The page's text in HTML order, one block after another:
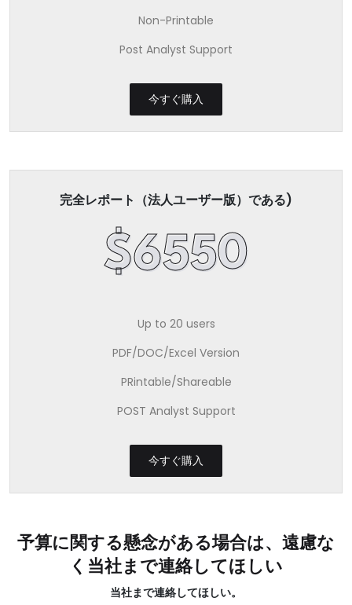
Non-Printable
Post Analyst Support
今すぐ購入
完全レポート（法人ユーザー版）である)
$6550
Up to 20 users
PDF/DOC/Excel Version
PRintable/Shareable
POST Analyst Support
今すぐ購入
予算に関する懸念がある場合は、遠慮な
く当社まで連絡してほしい
当社まで連絡してほしい。